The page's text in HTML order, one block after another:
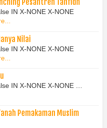
Pesantren Tahfidh
IN X-NONE X-NONE
Nilai
IN X-NONE X-NONE
IN X-NONE X-NONE …
Pemakaman Muslim